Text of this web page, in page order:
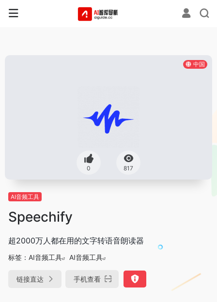
中国
0 817
AI音频工具
Speechify
超2000万人都在用的文字转语音朗读器
标签： AI音频工具 AI音频工具
链接直达 手机查看